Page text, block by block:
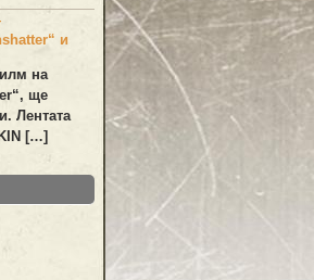
и
на
, ще
Лентата
[…]